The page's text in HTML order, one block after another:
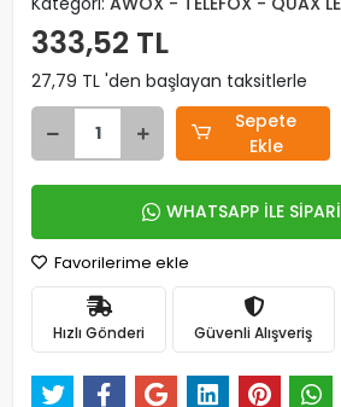
333,52 TL
27,79 TL 'den başlayan taksitlerle
Sepete
Ekle
WHATSAPP İLE
Favorilerime ekle
Hızlı Gönderi Güvenli Alışveriş